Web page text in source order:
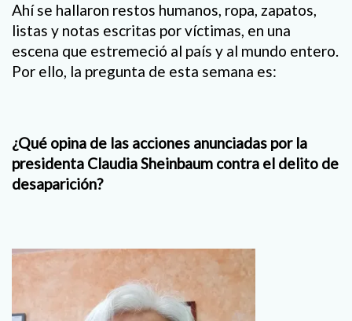
Ahí se hallaron restos humanos, ropa, zapatos,
listas y notas escritas por víctimas, en una
escena que estremeció al país y al mundo entero.
Por ello, la pregunta de esta semana es:
¿Qué opina de las acciones anunciadas por la
presidenta Claudia Sheinbaum contra el delito de
desaparición?